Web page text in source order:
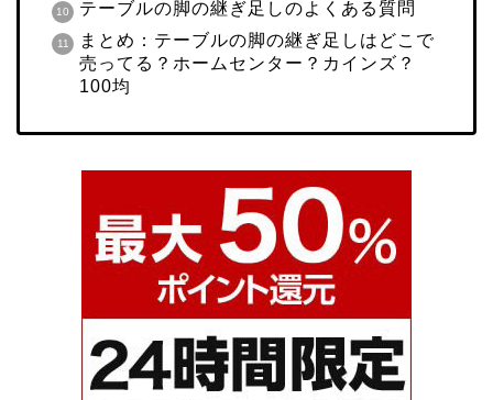
テーブルの脚の継ぎ足しのよくある質問
まとめ：テーブルの脚の継ぎ足しはどこで
売ってる？ホームセンター？カインズ？
100均